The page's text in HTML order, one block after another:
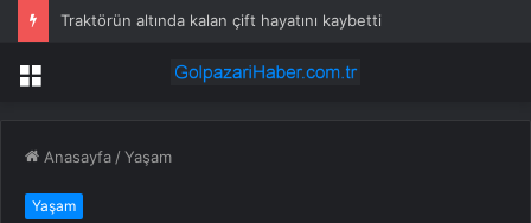
Traktörün altında kalan çift hayatını kaybetti
Menü
Anasayfa /Yaşam
Yaşam